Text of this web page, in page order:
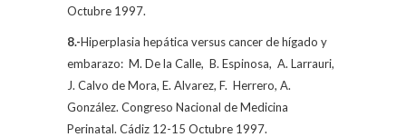
Octubre 1997.
8.-Hiperplasia hepática versus cancer de hígado y
embarazo: M. De la Calle, B. Espinosa, A. Larrauri,
J. Calvo de Mora, E. Alvarez, F. Herrero, A.
González. Congreso Nacional de Medicina
Perinatal. Cádiz 12-15 Octubre 1997.